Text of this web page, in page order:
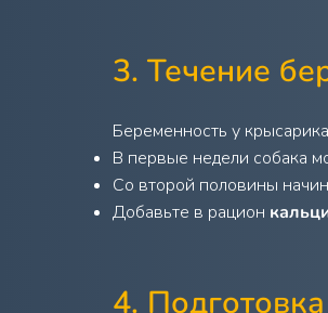
3. Течение
Беременность у
В первые недели собака
Со второй половины
Добавьте в рацион
4.